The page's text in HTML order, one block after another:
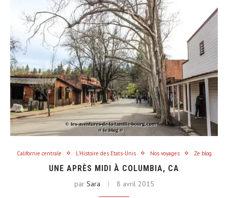
Californie centrale L'Histoire des Etats-Unis Nos voyages Ze blog
UNE APRÈS MIDI À COLUMBIA, CA
par Sara 8 avril 2015